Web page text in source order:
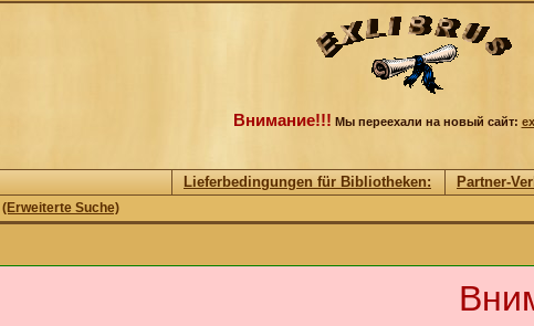
Внимание!!! Мы переехали на новый сайт:
Lieferbedingungen für Bibliotheken: Partner-
(Erweiterte Suche)